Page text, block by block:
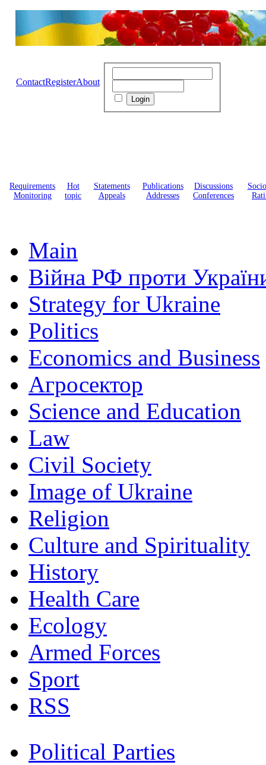
ContactRegisterAbout
Requirements
Monitoring
Hot
topic
Statements
Appeals
Publications
Addresses
Discussions
Conferences
Main
Війна РФ проти
Strategy for Ukraine
Politics
Economics and Business
Агросектор
Science and Education
Law
Civil Society
Image of Ukraine
Religion
Culture and Spirituality
History
Health Care
Ecology
Armed Forces
Sport
RSS
Political Parties